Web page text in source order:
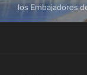
los Embajadores